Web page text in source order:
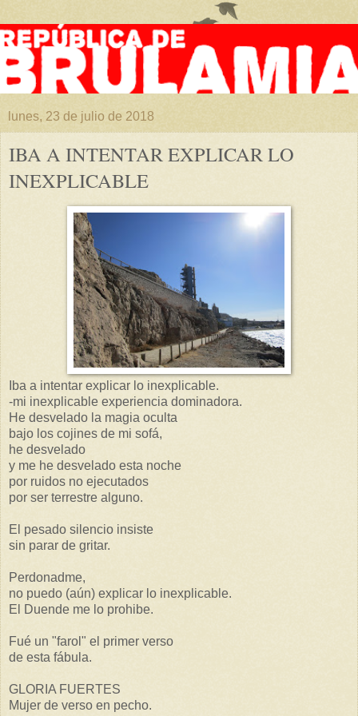
lunes, 23 de julio de 2018
IBA A INTENTAR EXPLICAR LO
INEXPLICABLE
Iba a intentar explicar lo inexplicable.
-mi inexplicable experiencia dominadora.
He desvelado la magia oculta
bajo los cojines de mi sofá,
he desvelado
y me he desvelado esta noche
por ruidos no ejecutados
por ser terrestre alguno.
El pesado silencio insiste
sin parar de gritar.
Perdonadme,
no puedo (aún) explicar lo inexplicable.
El Duende me lo prohibe.
Fué un "farol" el primer verso
de esta fábula.
GLORIA FUERTES
Mujer de verso en pecho.